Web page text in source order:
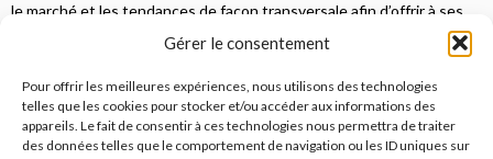
Gérer le consentement
Pour offrir les meilleures expériences, nous utilisons des technologies
telles que les cookies pour stocker et/ou accéder aux informations des
appareils. Le fait de consentir à ces technologies nous permettra de traiter
des données telles que le comportement de navigation ou les ID uniques sur
le marché et les tendances de façon transversale afin d’offrir à ses
lecteurs une vision complète.
JE M'ABONNE